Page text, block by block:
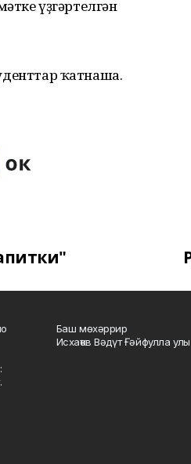
үҙгәртелгән
ҡатнаша.
Баш мөхәррир
Исхаҡов Вәдүт Ғәйфулла улы